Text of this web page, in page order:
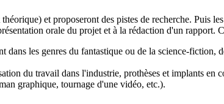
et proposeront des pistes de recherche. Puis
orale du projet et à la rédaction d'un rapport.
les genres du fantastique ou de la science-fiction,
du travail dans l'industrie, prothèses et implants en
graphique, tournage d'une vidéo, etc.).